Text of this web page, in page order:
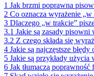
1 Jak brzmi poprawna
2 Co oznacza wyrażenie „w
3 Dlaczego „w trakcie”
3.1 Jakie są zasady
3.2 Z czego składa się
4 Jakie są najczęstsze
5 Jakie są przykłady
6 Jak tłumaczą